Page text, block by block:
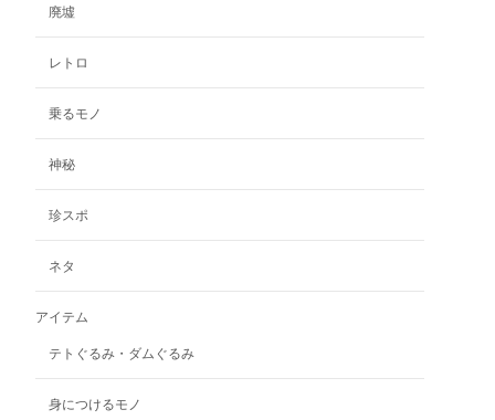
廃墟
レトロ
乗るモノ
神秘
珍スポ
ネタ
アイテム
テトぐるみ・ダムぐるみ
身につけるモノ